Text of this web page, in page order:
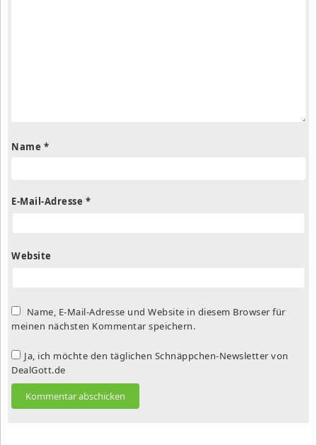
Name *
E-Mail-Adresse *
Website
Name, E-Mail-Adresse und Website in diesem Browser für
meinen nächsten Kommentar speichern.
Ja, ich möchte den täglichen Schnäppchen-Newsletter von
DealGott.de